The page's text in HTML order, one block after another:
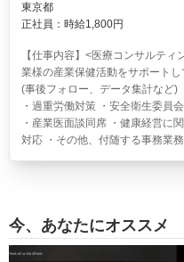
東京都
正社員：時給1,800円
【仕事内容】<医療コンサルテ
業様の産業保健活動をサポート
(事後フォロー、データ集計など)
・過重労働対策 ・安全衛生委員
・産業医面談同席 ・健康経営に
対応 ・その他、付随する事務業
今、あなたにオススメ